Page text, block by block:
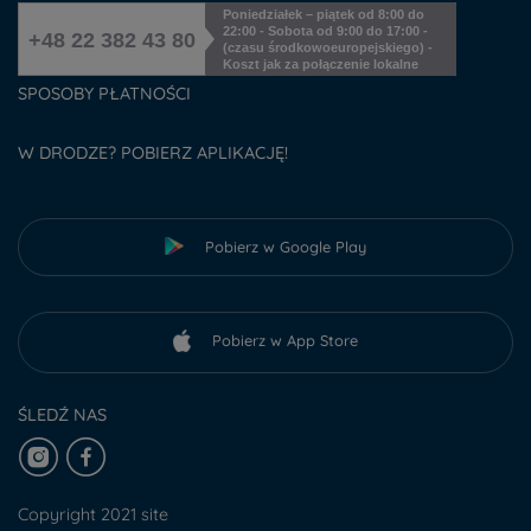
+48 22 382 43 80
Poniedziałek – piątek od 8:00 do
22:00 - Sobota od 9:00 do 17:00 -
(czasu środkowoeuropejskiego) -
Koszt jak za połączenie lokalne
SPOSOBY PŁATNOŚCI
W DRODZE? POBIERZ APLIKACJĘ!
Pobierz w Google Play
Pobierz w App Store
ŚLEDŹ NAS
Copyright 2021 site